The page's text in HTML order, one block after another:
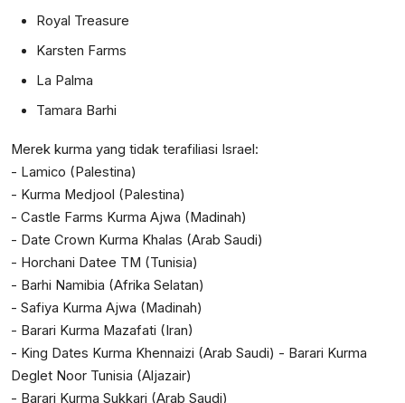
Royal Treasure
Karsten Farms
La Palma
Tamara Barhi
Merek kurma yang tidak terafiliasi Israel:
- Lamico (Palestina)
- Kurma Medjool (Palestina)
- Castle Farms Kurma Ajwa (Madinah)
- Date Crown Kurma Khalas (Arab Saudi)
- Horchani Datee TM (Tunisia)
- Barhi Namibia (Afrika Selatan)
- Safiya Kurma Ajwa (Madinah)
- Barari Kurma Mazafati (Iran)
- King Dates Kurma Khennaizi (Arab Saudi) - Barari Kurma
Deglet Noor Tunisia (Aljazair)
- Barari Kurma Sukkari (Arab Saudi)